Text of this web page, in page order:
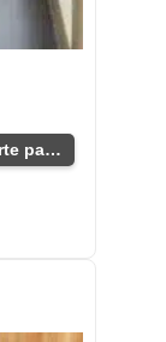
Mesa auxiliar moderna con soporte para plantas